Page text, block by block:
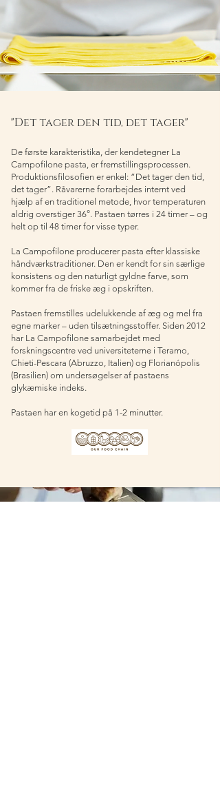
"Det tager den tid, det tager"
De første karakteristika, der kendetegner La
Campofilone pasta, er fremstillingsprocessen.
Produktionsfilosofien er enkel: ”Det tager den tid,
det tager”. Råvarerne forarbejdes internt ved
hjælp af en traditionel metode, hvor temperaturen
aldrig overstiger 36°. Pastaen tørres i 24 timer – og
helt op til 48 timer for visse typer.
La Campofilone producerer pasta efter klassiske
håndværkstraditioner. Den er kendt for sin særlige
konsistens og den naturligt gyldne farve, som
kommer fra de friske æg i opskriften.
Pastaen fremstilles udelukkende af æg og mel fra
egne marker – uden tilsætningsstoffer. Siden 2012
har La Campofilone samarbejdet med
forskningscentre ved universiteterne i Teramo,
Chieti-Pescara (Abruzzo, Italien) og Florianópolis
(Brasilien) om undersøgelser af pastaens
glykæmiske indeks.
Pastaen har en kogetid på 1-2 minutter.